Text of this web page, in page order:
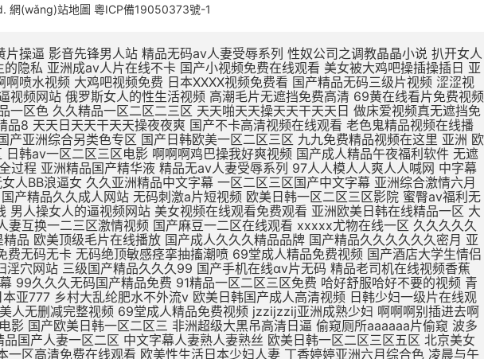
網(wǎng)站地圖 粵ICP備19050373號-1
品天天久久 国产精品久久成人网站 无码刺激a片短视频 欧美日韩一区二区三区影院 蜜臀av福利无码一二三 av不卡一区二区在线观看 精品一区二区无av 男生插进女神屁眼的网站 仙踪林性开放的视频在线 男人操女人的逼视频网站 美女视频在线观看免费观看 亚洲欧美日韩在线精品一区 大鸡巴插入小姨妹B视频 黑色丝袜无码中中文字幕 久久精品国产精品亚洲色婷婷 成人网站色情WWW免费 人妻互换一二三区激情视频 国产麻豆一二区在线观看 xxxxx尤物在线一区 久久久久久久久公牛影视 朝鲜美女黑毛bbw 久久婷婷五月综合色首页 想让大鸡巴透逼视频网站 热久久精品这里都是精品 欧美顶级毛片在线播放 国产成人久久久精品品牌 国产精品久久久久久久密月 亚洲国产精品热久久最新 亚洲av无一区二区三区 亚洲va熟妇自拍无码区 亚洲夜晚两个人啪啪av 日韩永久免费无码无卡 无码绝顶敏感痉挛抽搐潮喷 69堂成人精品免费视频 国产酒店大学生情侣宾馆 大鸡巴操无毛女视频观看 日本五级伦理片 欧美成人网在线综合视频 床震吃乳强吻扒内裤漫画 舔骚妇淫穴网站 三级国产精品久久久99 国产手机在线αⅴ片无码 精品老司机在线视频香蕉 国产日韩欧美久久一区二区 日本网站一区二区三区四区 两人爽爽爽无码免费视频 欧美乱人伦视频中文字幕 99久久久无码国产精品免费 91精品一区二区三区免费 哈好舒服哈好不要的视频 青青草伊人免费在线观看 又色又爽又黄的视频人妻 日韩午夜精品视频一区二区 帅哥大鸡巴网站 国产精品日本亚777 乡村大乱纶肥水不外流v 欧美日韩国产成人高清视频 日韩少妇一级片在线观看 亚洲熟妇乱女区二区三区 自拍偷拍 视频一区二区 欧美亚洲国产成人一区二区 欧美 日韩 亚洲 av 白日美人无删减完整视频 69堂成人精品免费视频 jzzijzzij亚洲成熟少妇 啊啊啊别插进去啊啊视频 某某电视剧在线观看全集免费播放 久久久久久久亚洲精品9 激情视频在线观看黄免费 青娱乐成人电影 国产欧美日韩一区二区三 非洲超级大黑吊高清日逼 偷窥厕所aaaaaa片偷窥 波多野结av无码 精品国产三级大全在线观看 亚洲精品一区二区高清在线 白死袜的妹妹叽叽对叽叽 久久久久精品国产人妻一区二区 中文字幕人妻熟人妻熟丝 欧美日韩一区二区三区五区 北京美女肏屄视 女同一区二区三区不卡免费 日韩美女大学生操逼视频 大奶子美女操逼 不卡的av网站在线播放 日本一区高清免费在线观看 欧美性生活日本少妇人妻 丁香婷婷亚洲六月综合色 凌晨与午夜的距离电影日本 浮力影院最新地址路线1 国产一区欧美一区日韩一区 99热久久精品最新地址 久久一区二区三区久久久 久草视频在线这里只有精品 国产亚洲欧美日韩在线一区 你懂的在线视频亚洲国产 中文字幕熟人丝袜人妻痴汉 校春色亚洲激情制服诱惑 五月天婷婷在线观看高清 三级片中文字幕在线欧美 AV线高清无码系列网站 久久国产高清伦理久久一 男人爆插女人逼免费观看 干浪叫老婆免费视频对白 h版欧美一区二区三区四区 麻豆国产av超爽剧情系列 久久精品www 91精品91久久777 精品国产高清在线看国产 五月天天天开心激情网站 日本做受高潮好舒服视频 日韩人妻无码精品无码中文字幕 国产古代皇宫一级a毛片 又色又爽又黄的吃奶视频 在线免费h视频 末成年女av片一区二区 亚洲精品中文字幕乱码三区 医生H湿透纯肉放荡文 制服丝袜天堂网在线观看 伊人精品影院一本到综合 黄色资源网久久资源365 亚洲国产成人手机在线电影 喜怒不形于色的最高境界 18 在线 播放 国产 男生喜欢看的污网站免费 97天天做天天爱夜夜爽 好湿?好紧?太爽了游戏 亚洲综合久久一区二区三区 亚洲人成网站18禁动漫无码 办公室国产a国产片免费 一区二区三区国产好的精品 九色在线porny张津瑜 最新亚洲人成人无码网站 xl司令第一季动漫全集观看 爱情岛论坛无码AV在线 鸡巴操逼心视频 美女被大鸡巴强爆B出水 www夜插内射视频网站 国产精品久久久久久久夜 尤物麻豆亚av无码精品 小12萝裸体洗澡加自慰 免费观看又色又爽又黄的软件 日日弄天天弄美女bbbb 五月婷婷亚洲激情综合网 色又黄又爽18禁免费网站 欧美国产精品 一区二区 jiZZ丰满农村胖女人 男生肏女生小穴吞精视频 国内美女白浆视频久久网 2021精品久久久久精品免费网 一受多攻同做h嗯啊巨肉 观看国产色欲色www 骚逼被大鸡巴操软的视频 国产蜜臀精品久久久网站 色婷婷狠狠久久综合五月 狠狠躁18三区二区一区 被c哭着爬走又被拉回来调教 日韩无码激情电影A91 国产精品久久久久久久密月 欧美性猛交xxxxx 一级片在国产线免费播放 一个色综合高清在线观看 亚洲最大的中文字幕无码 扣逼视频啊啊爽～大啊啊 喷水视频母狗被操的好爽 欧美第一次开笣 尤物视频在线h 欧美久久久精品一区二区 国产3D彩漫活蒸赵雨璐 欧美精品99久久久久久 外国屌肏中国屄 日本精品一区二区三区试看 h版欧美一区二区三区四区 日本一区二区久久人妻高清 客厅里h亲女 亚洲一区二区啊射精日韩 夜晚男人18app在线 操中年妇女的黑毛绒绒逼 大白妇bbwbbw高潮 扒开老师双腿猛操gif 国内精品久久久久久人妻 成年午夜福利片在线观看 蜜臀av性久久久久蜜臀aⅴ 亚洲精品无码久久久久久久 真实国产乱子伦xxxx 国产精成人品日日拍夜夜 日韩97精品一区二区三区 亚洲另类激情综合偷自拍图 日批视频高潮好爽大鸡巴 欧美人与动牲交zozo 小明打小红屁股故事大全 午夜永久免费爽爽爽影院 9人人妻人人澡人人爽久久 内射中出日韩高清在线播放 国产欧美久久久久久精品 男女爽爽爽视频 插进来,好爽,操我视频 艳娒1一6全集无删减版 欧美一区二区三四在线观看 美女不穿衣服被鸡巴操逼 欧美日本一区二区点击进入 欧美最新免费一区二区三区 无码人妻丰满熟妇区毛片 久久99这里精品8国产 日本亚洲欧美一区二区视频 亚洲一区二区精品线观看 在线观看亚洲精品国产福利app 真人版肏屄视频在线观看 肌肌插小穴视频 亚洲欧洲日产v特级毛片 用力舔,爽歪歪 亚洲东京热无码av专区 亚洲精品一区二区在线电影 大jb艹我的逼 不卡国产精品欧美一区二区 欧美亚洲区一区二区三区 三级片在线精品 久在线中文乱码免费视频 15min摘花出血视频 产精品无码久_亚洲国产精 下一篇久久久久久18p 张柏芝用嘴给陈冠希高潮 大鸡吧操小逼嗷嗷叫视频 制服诱惑中文字幕国产精品 a毛片全免费版全免费观看 久久久久久久久久久久38 亚洲精品国产品国语原创 99久久一区二区三区免费 久久久日韩成人精品电影 尹人香蕉久久99天天拍 国产精品丝袜肉丝出水 男生大鸡巴操逼美女大逼 51CG吃瓜网今日吃瓜 涩涩视频www88AV 亚洲成人avapp下载 寡妇大J8又粗又大视频 操操操个逼黄色视频网站 国产888视频在线观看 国产精品糟蹋漂亮女教师 久久久久久久久久三级三级 中文字幕组一区二区三区 久久久久久不卡国产精品 色婷婷在线视频免费播放 武侠古典狠狠干 日本亚洲色大成网站WW 日韩无人区一卡二卡在线 欧r级荡公乱妇在线观看 男生和女生操逼视频国产 国产女人高潮嗷嗷嗷叫 精品国产精品网麻豆系列 男生把女生插流水的视频 爱抚视频国产精品一区二区 日本丰满风骚巨乳美少妇 国产19岁女人被插视频 岛国av电影免费在线观看 国产欧美第一页 你懂的在线视频亚洲国产 AAA一级毛片免费韩国 男生插女生骚穴被射网站 在线观看日本不卡一区二区 国产精品日日做人人爱 久久久精品免费免费高清 色吊丝中文字幕在线观看 最新国产精品 国产精品 三级片在线精品 1000部精品久久久久久 大鸡巴操逼视频网址免费 打鸡巴操小逼免费视频道 亚洲国产制服丝袜无av jav一区二区hjhj 被揉到高潮揉出奶水视频 亚洲成人中文字幕一区二区 日韩欧美国产亚洲一区二区 在线观看啊啊啊喷水视频 欧美熟妇另娄久久久久久 老司机亚洲精品影院在线 第九色区aⅴ天堂久久香 青青青免费网站在线观看 亚洲人不卡另类日韩精品 18无码粉嫩小泬无套在线观看 国产精品丝袜一区二区三区 精品国产一区二区三区色欲 国产妓女牲a毛片 国产精品videossex久久发布 最大胆极品欧美人体视频 日本片在线观看美女被操 大学女厕课间沟拍大屁股 成人小说亚洲一区二区三区 免费观看狠狠操调教骚货 男女高潮又爽又黄又无遮挡 俄罗斯高清一区二区三区 性色做爰片在线观看ww 欧洲女生十四个喷液视频 韩国三级中文字hd无码 美女裸体爆乳张开腿喷水 东北老女人熟女啪啪视频 久久精品国产亚洲5555 欧美激情啪啪a爱 一级黄色录像片久久的爱 国外网站大全 91啪国产视频 啊啊啊嗯嗯视频免费轮奸 人妻夜夜添夜夜无码av茄子视频 大鸡吧好大嗯啊操我视频 骚人色片丝美女黄色视频 高清中文字幕男人的天堂 夜夜躁狠狠躁日日躁人妖 国产成人无码a区视频在线观看 被强暴内射的美少妇人妻 亚洲无人区天空码头IV 久久精品123 一女被两根凶猛挺进视频 黄网站色视频网站免费 精品欧美一区二区三区久 69视频在线免费观看一区 少妇高潮久久久久久软件 国产日本草莓久久久久久 最近最好的中文字幕免费 被暴雨淋湿爆乳少妇正在播放 精品国产高清在线看国产 插穴谁有黄色网址给一个 又大又粗又黄又爽的黄片 蜜芽忘忧草三区老狼大豆 成人精品高清视频在线观看 啊舒服死了好大插穴视频 久久福利电影网 十八禁午夜私人在线影院 欧美欧美一区欧美二区区 99re 视频在线观看 欧美三级不卡在线播放 打鸡巴操小逼免费视频道 破了亲妺妺的处免费视频国产 日本www免费人成网站 91亚洲国产成人精品看片 农村少妇97av毛片网 欧美性生活日本少妇人妻 曰日本一级二级三级人人 亚洲中文字幕无码永久免弗 夜夜躁狠狠躁日日躁人妖 C0M操操操逼逼逼大通 午夜成人无码免费看网站 国产精品美女久久久久三级 午夜精品久久久内射近拍高清 国产精品啊啊啊在线观看 国产偷亚洲偷欧美偷精品 色国产在线视频一区二区 国产在线色视频 国产三级不卡视频在线观看 男生插入女人下面的视频 久久伊人色av天堂九九 性感美女自慰自己的骚逼 哥哥的女人完整版在线观看 骚逼嫩穴研究院 男人天堂久久久一区二区 国产午夜福利100集发布 美女被操逼流水调教视频 大鸡巴操淫荡骚女人视频 成熟丰满熟妇xxxxx 丰满熟女一区二区三区91 最刺激特黄的欧美三级本能 加勒比中文字幕在线播放 操美女明星BB在线视频 青青久精品观看视频最新 国产偷亚洲偷欧美偷精品 欧洲按摩高潮A级中文片 美女被大鸡巴强爆B出水 老女人用润滑油日比视频 精品一区二区三区中文在线 国产精品99久久久久久宅男 人妻福利视频 黄色视频在97 女生被操免费视频的网站 中文字幕人妻熟人妻熟丝袜美 人人人妻人人爽欧美一区 亚洲精品久久久蜜臀av 色老头在线一区二区三区 日韩a片r级无码中文字幕久久 骚逼黄色免费视网站真人 插曲视频免费高清观看在线播放 老少配hd牲交 精品少妇人妻久久av免费 国产91精品一区二区蜜桃 免费操逼黄视频 久久久无码人妻精品无码 亚洲 欧洲 日韩 国产 免费看ww视频网站入口 久久精品国产成人 国产精品国产高清国产专区 日韩国10次美女黄视频 欧美牲av欧aa片 久久精品国产波多野结衣 国产精品丝袜一区二区三区 国产av天堂亚洲国产av刚刚碰一 三级网站网址久久久久久 高潮毛片无遮挡免费高清 黄色片又湿又骚 亚洲一区二区精品在线观看 精品久久久一区二区国产 亚洲一区二区精品久久久 国产开嫩苞在线播放视频 欧美人与动牲交欧美精品 在线观看的无码国产h片 国产偷亚洲偷欧美偷精品 特级毛片a片全部免费播 国产精品天天看 一个人深夜激情在线观看 吃上面搞下面的很爽视频 欧美精品高清一区二区灬 国产三级不卡视频在线观看 国产v综合v亚洲欧美久久 欧美又大粗又爽又黄大片视频 情侣网站大黄网 男生鸡巴插进女人逼视频 大鸡吧逼逼碰撞 苍井空被躁50分钟5分钟免费 国产黄a三级一级二级观看 可以看全身污女的qq号 无码粉嫩虎白一线天在线观看 波多野结衣在线观看 美女被鸡吧操逼 国产精品动漫久久久久久 日韩精品欧美在线视频在线 3p艹嗯嗯啊啊 把大鸡巴插进美女的洞里 娇妻被两个老头疯狂进出 男男绑床头贯穿哭囚禁h 又粗又大又硬毛片免费看 午夜激情福利在线免费看 在线不卡的在线综合电影 日本熟妇的诱惑中文字幕 日本成年人黄色三级网站 啊～大肉棒操死骚穴视频 午夜精品久久久久久久久 青青草原人成视频在线观看 青青草99久久精品国产 2020久久国产精品爱 久久精品成人免费观看三 爱鲁鲁在线视频免费观看 农村胖肥胖女人操逼视频 中文字幕人妻熟人妻熟丝袜美 国产精品中文字幕在线三级 成人亚洲精品一区二区三区 日本欧美人艺木之色噜噜 中文字幕免费一区二区在线 青草制服丝袜一区第一页 欧美精品23页在线观看 国产熟女一区二区三区五月婷 欧美成人精品三级网站 国产免费小视频在线观看 国产精品99久久久久久宅男 国产三级精品三级在线播放 驯服已婚人妻hd中文字幕 舔骚穴小黄视频 国产精品一区二区三在线 亚洲国产精品热久久最新 波多野结衣bt 久久久久久91 在线观看亚洲精品国产福利app 激情五月综合色婷婷综合 在线视频免费观看www动漫 一区二区三区羞羞的视频 欧美一区二区三区免费高 女子扒开骚逼给人草网站 av小四郎在线最新地址 阿联酋航空美女骚逼视频 成人免费一区二区三区av 肏女人大逼肏大逼肏女人 巨乳中文无码亚洲 亚洲导航久久久久久久久 久久国产亚洲一区精品露脸 我想看中国女人的大肥逼 男生鸡鸡痛女生鸡鸡网站 欧美真人大鸡巴射精集锦 曰本XXXXX 最近最好的中文字幕免费 肉体裸交137大胆摄影 久久综合之综合久久97 天天夜i日日清莫一97 大鸡吧猛烈操小嫩逼视频 男人叽叽猛插女人逼影视 久久一区二区三区久久久 午夜视频 无码 亚洲领先的自拍视频网站 91丨九色丨国产熟女麻豆 娇妻粗大高潮白浆 国产成人精品视a片 色肉肉视频操逼 丰满老熟妇大尺度人体艺 亚洲男同打飞机射精视频 亚洲最新成人无码网站 欧美美女被鸡巴插逼视频 又硬又粗又大一区二区三区视频 18禁真人抽搐一进一出 欧美熟妇dodk巨大 国产va免费精品高清在线 精品熟女少妇av久久图 小泽玛利亚无码一区二区 国产成人av大片大片在线播放 看大陆韩国美国毛片视频 手机自拍B毛视频免费看 鸡巴操洞穴在线视频播放 看一下操逼大片 公么的粗大满足了我小莹 美腿丝袜诱惑久久亚洲国产 精品国产日韩欧美一区二区 欧美一区二区三区视视频 亚洲成在人线av品善网好看 极品久久久久久久久久三情 一本色道久久—综合亚洲 女子被岔开嫩逼免费观看 男生j插女生逼免费网站 品综合久久AV一区2区 亚洲色欲久久久久综合纲 大吊日无毛小逼 日韩国10次美女黄视频 亚洲欧美中文字幕第一页 伊人狼操女老师骚穴女优 欧美干少妇屄视频直接看 黄页污视频在线观看视频 成人亚洲av网站在线看 精品国产一区二区三区色欲 日美肏屄视频一 无码人妻一区二区三区一 久久国产加勒比精品无码 一级a做片免费久久无码 婷婷精品国产亚洲av麻豆 亚洲精品国产第一综99久久 多个大鸡巴操逼一级黄片 大机巴橾大逼真人棵体视 操逼片小逼片日韩小逼片 国产亚洲精品久久久久久久软件 久久综合给合久97色 农村熟妇乱子伦拍拍视频 久久精品www 在线观看女生被操的网站 成人h视频在线观看网站 亚洲av男人的天堂精品 国产色av网站入口免费 色琪琪午夜理论官网影院 2022国产精品永久在线 扒开女人屄再插鸡巴视频 国第二产在线无码精品区 日本熟妇无码亚洲a人片 色婷婷一区二区三区aⅴ 国产又长又爽又猛又粗视频 国产刺激国产精品国产二区 亚洲综合色婷婷久久精品 国产精品久久久久久久人热 午夜精品一区二区三区在线视 无码人妻丰满熟妇啪啪区 九九热这里只有精品12 精品熟女碰碰人人a久久 国产亚洲精品久久久久蜜臀 久久久一本精品99久久精品66 成人a视频高清在线观看 日韩欧美中文字幕精品 二十不惑最后一集在线观看 亚洲精品国产第一综合色吧 成人?亚洲?免费?视频 最新果冻传媒在线观看免费版 天堂网AV无码一区二区 朋友的丰满人妻HD中文 夜夜操夜夜操天天操天天操 日韩成人性生活一级视频 国偷窥女厕嘘嘘av不卡 一级黄色夫妻性生活片子 中文字幕亚洲一区二区三区 欧美日韩国产狼人久久久 九九久久精品免费视频观看 大鸡巴日大鸡巴 91超碰caoporn 国产成人精品cao在线 国产又大又黑又粗免费视频 娇妻与公h喂奶 国产精品无码一二区免费 中文字幕乱码第一二三区 亚洲综合国产精品第一页 国产爱豆剧果冻传媒在线 亚洲成a人片 国产挤奶水主播在线播放 国产精品女人精品天天久久 13一14周岁无码a片 国产精品丝袜拍在线观看 大吊日小逼免费黄色电影 欧美日韩国内一区二区三区 日韩精品国产精品中文字幕 小说区另类小说激情文学 把阴茎插进女人口内视频 农村胖肥胖女人操逼视频 啊啊啊啊啊啊嗯嗯嗯视频 日韩视频一区二区三区观看 成人黄疸从哪个部位开始黄 麻豆黄色在线观看高清国产 国产亚洲精99品精99 韩国三级电影热情的邻居 欧美黄色一级aaaaa 熟女中文字幕一区二区三区 中字无码av手机看av 五月精品夜夜春夜夜爽久久 快插进去舔视频 波多野结衣Av直接播放 大肉棒插插视频 国产v精品欧美精品v日韩 色综合久久九无码网中文 久久久有码一区二区三区 婷婷爱在线观看免费视频 无码播放一区二区三区 欧美性视频一区百花视频 大鸡巴一下子插到底儿啦 狠狠色噜噜色狠狠狠综合久久 免费能收黄台的直app 亚洲av精品久久久久a 成人在线日韩免费一卡二卡 久久人妻视频3乱一二区 少妇放荡的呻吟干柴烈火 巨乳人妻的诱惑韩国电影 日韩欧美一区二区在线观看 操女生免费网站有限公司 国内无遮码无码 91九色PORON观看 清纯女仆装自慰流白汁 久久99亚洲精品久久99果冻 女生扒开尿口让男生桶爽 下面一进一出好爽视频 亚洲精品中文字幕无码AV 国产精品一区二区三区v COS色妞视频一级毛片 国产一级毛片夜一级毛片 岛国av电影免费在线观看 精品国产精品国产99网站 婷婷精品国产亚洲av麻豆 性做久久久久久久久不卡 亚洲熟妇av一区二区三区浪潮 欧美性生活日本少妇人妻 骚逼被操黄色片 性少妇中国内射xxxx狠干 手插逼里视频? AV无码国产在线看网站 人人妻人人澡人人爽视频毒 午夜男女羞羞爽爽爽视频 插大胸美女逼逼 久久精品999国产亚洲 日韩大学生美女一区二区 国产精品亲子乱子伦xxxx裸 不卡一区二区三区av电影 龙泽玛丽亚电影在线观看 国产三级精品三级男人的天堂 69黄在线看片免费视频 人与嘼在线A片观看免费 尤物爆乳av导航 口国产成人高清在线播放 91丝袜精品久久久久久久 久久av动态图一区二区 久久久久亚va无码区首页 男人插女人骚视频998 亚洲成年人免费网站观看 亚洲欧美中文字幕第二十 麻豆乱码国产一区二区三区 一受多攻同做h嗯啊巨肉 jizz中国老师高潮喷水 黑丝骚逼女被操 午夜av网址在线观看免费 愉情按摩中文字幕理伦片 无码av天堂一区二区三区 亚洲码欧洲码一二三区麻豆 人妻中字幕出轨中文字幕 久久精品人人做人人爱爱 盗摄私密推油视频一二区 天天日天天操天天操天天操 诱人的邻居人妻中文字幕 午夜影视啪啪免费体验区 在线成a毛片免费播放 亚洲尤物内射超碰 大肉大捧一进一出好爽作文 无码粉嫩虎白一线天在线观看 大鸡巴搞我视频 免费真h视频网站无码 av韩国麻豆免费在线观看 朋友的丰满人妻hd 免av在线观看网站 av视频在线观看 久久久久久饥渴少妇高潮 久久不卡亚洲一区二区三区 中文亚洲爆乳无码专区 99r精品视频这里免费 国产青青草久久亚洲精品 亚洲a色91精品免费看 国产av偷闻女邻居内裤被发现 下面一进一出好爽视频 爱鲁鲁在线视频免费观看 九九re在线观看免费视频 久久国产亚洲精品夜夜夜 亚洲男人的天堂国产av 国产成人欧美视频在线观看 成人国产亚洲精品A区天堂 真人男女猛烈裸交动态图 大鸡巴操小骚逼真实视频 被插喷在线播放 中文字幕组一区二区三区 亚洲va欧美va天堂v国产综合 国产精品性夜天天拍拍 亚洲欧美另类自拍第一页 欧美精品亚洲精品日韩1818 国产熟女一区二区三区五月婷 啊不要操逼视频喷水变态 国产精品一区二区……～ 亚洲熟女av综合网丁香 人妻中文字字幕在线乱码 日韩中文高清字幕 久久 久久综合色一区二区三区 国产欧美精品一 韩国理论片无码国产精品 日韩欧美一区二区三区不卡 在线播放亚洲欧美小视频 亚洲18色成人网站www 欧美69久成人做爰视频 国产精品一区二区久久hs 国产欧美精品久久99亚洲 欧美成人网在线综合视频 久久精品国产亚洲av蜜色 日韩av主播电影在线观看 欧美日韩蜜臀精品综合网 大屁股熟女少妇一区二区 啊…哦…操熟女的大黑逼 人体艺术在线观看 国产大鸡巴操逼 成人小说亚洲一区二区三区 大尺度av在线免费观看 与嫂嫂操屄视频 男人把昆吧放女人屁股里 秋霞在线观看无码av片 山村爆操偷偷操91av 夜夜躁狠狠躁日日躁av 亚洲国产精品一区二区久久 国产成人精品日本亚洲i8 男人操女人逼能看的视频 久久一区二区精品夜夜嗨 亚洲欧美中文字幕第一页 日韩av一区二区精品不卡 黑人大点吊大战中国少妇 亚洲成年人免费网站观看 久久久精品国产色欲AV 国产男女黄视频在线观看 2020亚洲男人的天堂 另类重口特殊av无码 日日日日日日日日日日操 欧美激情精品久久久久久 国产白丝制服被啪到喷水视频 盗摄私密推油视频一二区 国产理论av在线第一页 国产成人精品一区二三区 最新永久免费av无码网站 2020亚洲欧美国产日韩 我要看中国高清大屌操逼 欧美精品国产精品日韩电影 freexx黑人欧美色欲大战视频 AV大鸡八疯狂抽查骚逼 男女啪视频免费观